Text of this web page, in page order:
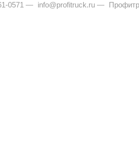
0571 — info@profitruck.ru —